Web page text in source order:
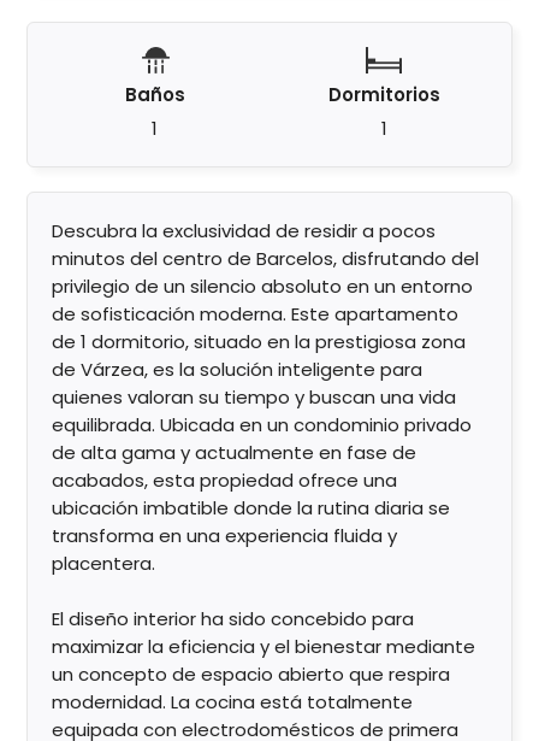
Baños
1
Dormitorios
1
Descubra la exclusividad de residir a pocos
minutos del centro de Barcelos, disfrutando del
privilegio de un silencio absoluto en un entorno
de sofisticación moderna. Este apartamento
de 1 dormitorio, situado en la prestigiosa zona
de Várzea, es la solución inteligente para
quienes valoran su tiempo y buscan una vida
equilibrada. Ubicada en un condominio privado
de alta gama y actualmente en fase de
acabados, esta propiedad ofrece una
ubicación imbatible donde la rutina diaria se
transforma en una experiencia fluida y
placentera.
El diseño interior ha sido concebido para
maximizar la eficiencia y el bienestar mediante
un concepto de espacio abierto que respira
modernidad. La cocina está totalmente
equipada con electrodomésticos de primera